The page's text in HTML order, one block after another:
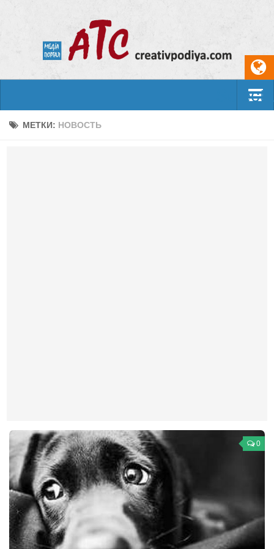
События
Деньги
Традиции
Опросы
Экология
Здоровье
Здоровый образ жизни
МЕТКИ: НОВОСТЬ
0